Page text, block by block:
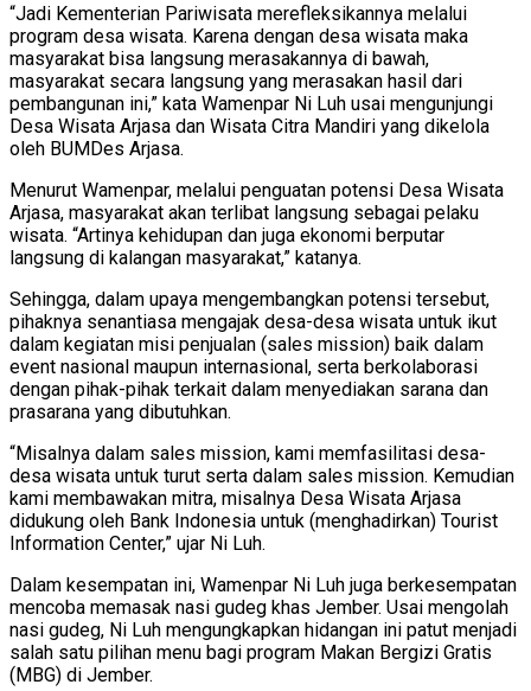
“Jadi Kementerian Pariwisata merefleksikannya melalui
program desa wisata. Karena dengan desa wisata maka
masyarakat bisa langsung merasakannya di bawah,
masyarakat secara langsung yang merasakan hasil dari
pembangunan ini,” kata Wamenpar Ni Luh usai mengunjungi
Desa Wisata Arjasa dan Wisata Citra Mandiri yang dikelola
oleh BUMDes Arjasa.
Menurut Wamenpar, melalui penguatan potensi Desa Wisata
Arjasa, masyarakat akan terlibat langsung sebagai pelaku
wisata. “Artinya kehidupan dan juga ekonomi berputar
langsung di kalangan masyarakat,” katanya.
Sehingga, dalam upaya mengembangkan potensi tersebut,
pihaknya senantiasa mengajak desa-desa wisata untuk ikut
dalam kegiatan misi penjualan (sales mission) baik dalam
event nasional maupun internasional, serta berkolaborasi
dengan pihak-pihak terkait dalam menyediakan sarana dan
prasarana yang dibutuhkan.
“Misalnya dalam sales mission, kami memfasilitasi desa-
desa wisata untuk turut serta dalam sales mission. Kemudian
kami membawakan mitra, misalnya Desa Wisata Arjasa
didukung oleh Bank Indonesia untuk (menghadirkan) Tourist
Information Center,” ujar Ni Luh.
Dalam kesempatan ini, Wamenpar Ni Luh juga berkesempatan
mencoba memasak nasi gudeg khas Jember. Usai mengolah
nasi gudeg, Ni Luh mengungkapkan hidangan ini patut menjadi
salah satu pilihan menu bagi program Makan Bergizi Gratis
(MBG) di Jember.